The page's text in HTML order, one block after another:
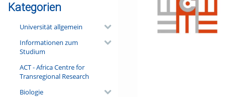
Kategorien
Universität allgemein
Informationen zum
Studium
ACT - Africa Centre for
Transregional Research
Biologie